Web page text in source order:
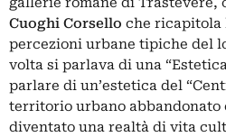
Cuoghi Corsello che ricapitola
percezioni urbane tipiche del
volta si parlava di una
parlare di un’estetica del
territorio urbano abbandonato
diventato una realtà di vita